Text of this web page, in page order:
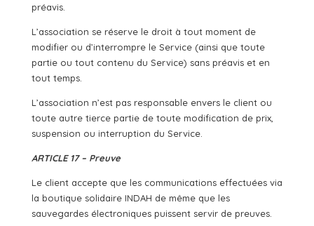
préavis.
L’association se réserve le droit à tout moment de
modifier ou d’interrompre le Service (ainsi que toute
partie ou tout contenu du Service) sans préavis et en
tout temps.
L’association n’est pas responsable envers le client ou
toute autre tierce partie de toute modification de prix,
suspension ou interruption du Service.
ARTICLE 17 – Preuve
Le client accepte que les communications effectuées via
la boutique solidaire INDAH de même que les
sauvegardes électroniques puissent servir de preuves.